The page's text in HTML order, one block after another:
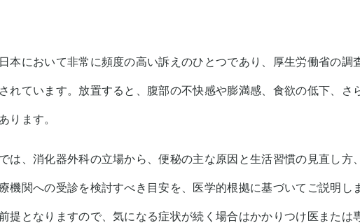
本において非常に頻度の高い訴えのひとつであり、厚生労働省の調
れています。放置すると、腹部の不快感や膨満感、食欲の低下、さ
ります。
は、消化器外科の立場から、便秘の主な原因と生活習慣の見直し方
機関への受診を検討すべき目安を、医学的根拠に基づいてご説明
提となりますので、気になる症状が続く場合はかかりつけ医または